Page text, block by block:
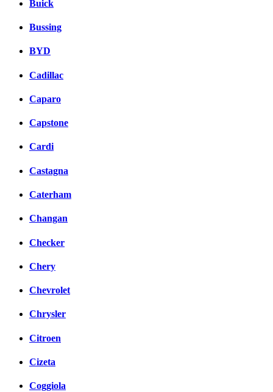
Buick
Bussing
BYD
Cadillac
Caparo
Capstone
Cardi
Castagna
Caterham
Changan
Checker
Chery
Chevrolet
Chrysler
Citroen
Cizeta
Coggiola